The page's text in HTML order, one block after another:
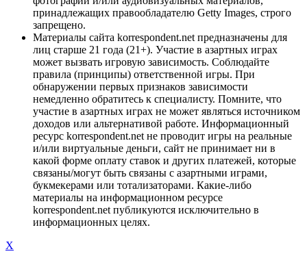
принадлежащих правообладателю Getty Images, строго
запрещено.
Материалы сайта korrespondent.net предназначены для
лиц старше 21 года (21+). Участие в азартных играх
может вызвать игровую зависимость. Соблюдайте
правила (принципы) ответственной игры. При
обнаружении первых признаков зависимости
немедленно обратитесь к специалисту. Помните, что
участие в азартных играх не может являться источником
доходов или альтернативой работе. Информационный
ресурс korrespondent.net не проводит игры на реальные
и/или виртуальные деньги, сайт не принимает ни в
какой форме оплату ставок и других платежей, которые
связаны/могут быть связаны с азартными играми,
букмекерами или тотализаторами. Какие-либо
материалы на информационном ресурсе
korrespondent.net публикуются исключительно в
информационных целях.
X